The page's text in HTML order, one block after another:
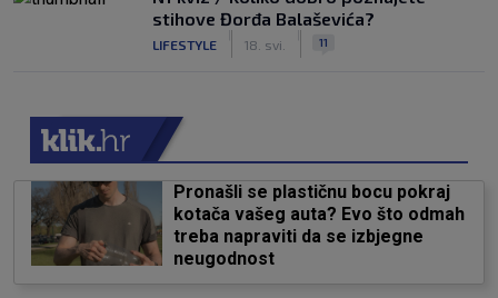
stihove Đorđa Balaševića?
LIFESTYLE 18. svi. 11
Pronašli se plastičnu bocu pokraj
kotača vašeg auta? Evo što odmah
treba napraviti da se izbjegne
neugodnost